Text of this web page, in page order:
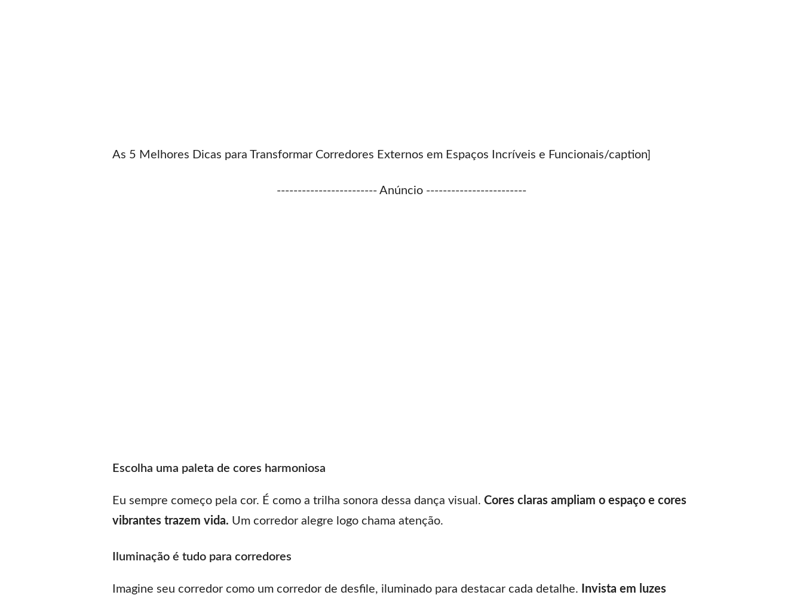
As 5 Melhores Dicas para Transformar Corredores Externos em Espaços Incríveis e Funcionais/caption]
------------------------ Anúncio ------------------------
Escolha uma paleta de cores harmoniosa
Eu sempre começo pela cor. É como a trilha sonora dessa dança visual. Cores claras ampliam o espaço e cores
vibrantes trazem vida. Um corredor alegre logo chama atenção.
Iluminação é tudo para corredores
Imagine seu corredor como um corredor de desfile, iluminado para destacar cada detalhe. Invista em luzes